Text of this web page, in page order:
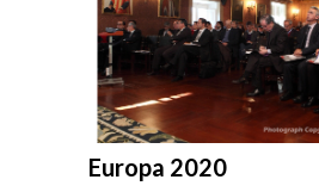
Entrar na pasta:
Europa 2020